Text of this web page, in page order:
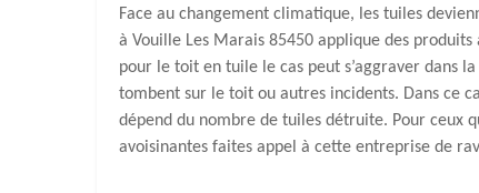
Face au changement climatique, les tuiles
à Vouille Les Marais 85450 applique des
pour le toit en tuile le cas peut s’aggraver dans
tombent sur le toit ou autres incidents. Dans ce
dépend du nombre de tuiles détruite. Pour ceux
avoisinantes faites appel à cette entreprise de